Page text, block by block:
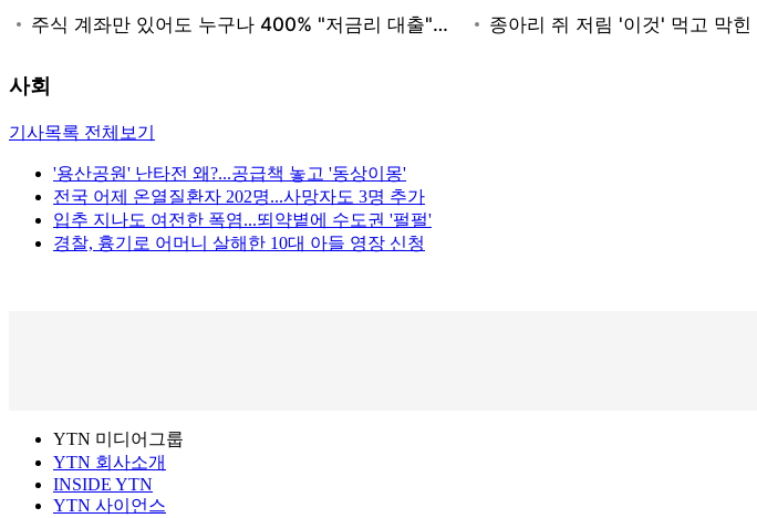
사회
기사목록 전체보기
'용산공원' 난타전 왜?...공급책 놓고 '동상이몽'
전국 어제 온열질환자 202명...사망자도 3명 추가
입추 지나도 여전한 폭염...뙤약볕에 수도권 '펄펄'
경찰, 흉기로 어머니 살해한 10대 아들 영장 신청
YTN 미디어그룹
YTN 회사소개
INSIDE YTN
YTN 사이언스